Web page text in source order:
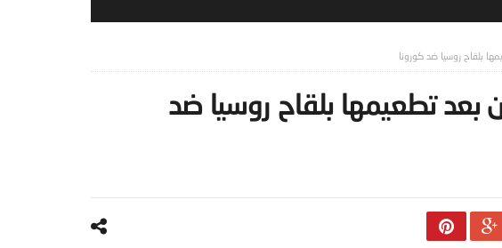
بلقاح روسيا ضد كورونا
بعد تطعيمها بلقاح روسيا ضد